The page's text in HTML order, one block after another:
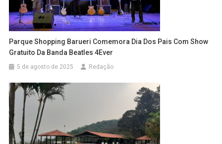
Parque Shopping Barueri Comemora Dia Dos Pais Com Show
Gratuito Da Banda Beatles 4Ever
5 de agosto de 2025 Redação